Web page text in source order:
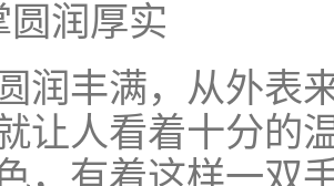
圆润厚实
润丰满，从外表
让人看着十分的